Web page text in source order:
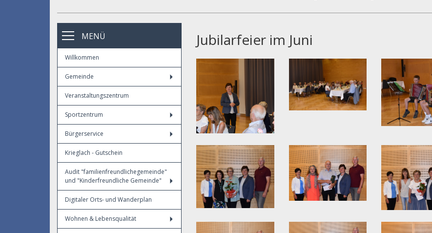
MENÜ
Willkommen
Gemeinde
Veranstaltungszentrum
Sportzentrum
Bürgerservice
Krieglach - Gutschein
Audit "familienfreundlichegemeinde"
und "Kinderfreundliche Gemeinde"
Digitaler Orts- und Wanderplan
Wohnen & Lebensqualität
Jubilarfeier im Juni